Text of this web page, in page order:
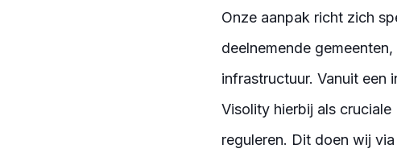
Onze aanpak richt zich
deelnemende
infrastructuur. Vanuit een
Visolity hierbij als
reguleren. Dit doen wij